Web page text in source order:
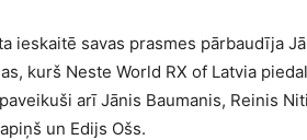
ieskaitē savas prasmes pārbaudīja
kurš Neste World RX of Latvia
arī Jānis Baumanis, Reinis
un Edijs Ošs.